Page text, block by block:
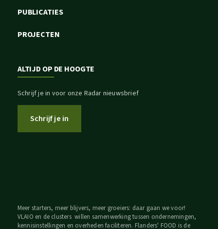
PUBLICATIES
PROJECTEN
ALTIJD OP DE HOOGTE
Schrijf je in voor onze Radar nieuwsbrief
Schrijf je in
Meer starters, meer blijvers, meer groeiers: daar gaan we voor!
VLAIO en de clusters willen samenwerking tussen ondernemingen,
kennisinstellingen en overheden faciliteren. Flanders' FOOD is de